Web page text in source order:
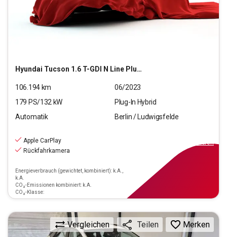
Hyundai Tucson 1.6 T-GDI N Line Plug-In Hybrid 4WD (E6d)
106.194km
06/2023
179 PS/132 kW
Plug-In Hybrid
Automatik
Berlin / Ludwigsfelde
Apple CarPlay
Rückfahrkamera
Energieverbrauch (gewichtet, kombiniert): k.A.,
k.A.
CO₂-Emissionen kombiniert: k.A.
CO₂-Klasse:
finanzieren
Vergleichen Teilen Merken